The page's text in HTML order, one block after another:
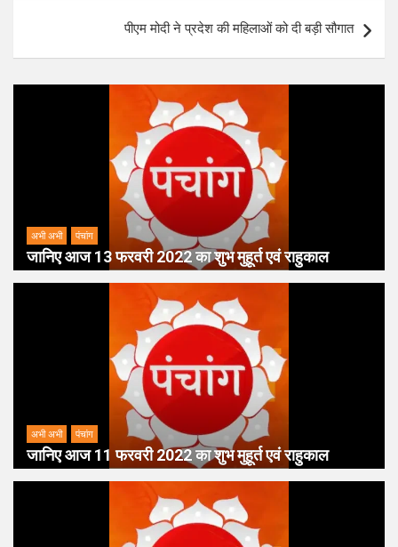
पीएम मोदी ने प्रदेश की महिलाओं को दी बड़ी सौगात
अभी अभी पंचांग
जानिए आज 13 फरवरी 2022 का शुभ मुहूर्त एवं राहुकाल
अभी अभी पंचांग
जानिए आज 11 फरवरी 2022 का शुभ मुहूर्त एवं राहुकाल